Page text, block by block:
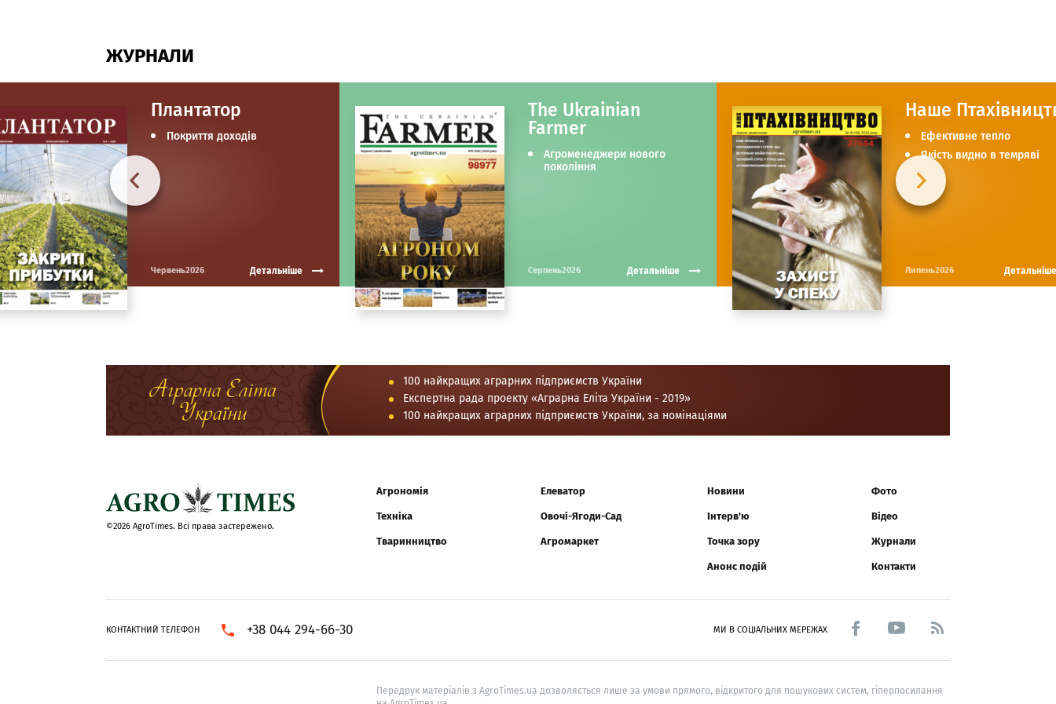
ЖУРНАЛИ
The Ukrainian
Farmer
Агроменеджери нового
покоління
Серпень2026 Детальніше
Наше
Ефективне тепло
Якість видно в темряві
Липень2026 Детальніше
Плантатор
Покриття доходів
Червень2026 Детальніше
100 найкращих аграрних підприємств України
Експертна рада проекту «Аграрна Еліта України - 2019»
100 найкращих аграрних підприємств України, за номінаціями
©2026 AgroTimes. Всі права застережено.
Агрономія
Техніка
Тваринництво
Елеватор
Овочі-Ягоди-Сад
Агромаркет
Новини
Інтерв'ю
Точка зору
Анонс подій
Фото
Відео
Журнали
Контакти
КОНТАКТНИЙ ТЕЛЕФОН +38 044 294-66-30 МИ В СОЦІАЛЬНИХ МЕРЕЖАХ
Передрук матеріалів з AgroTimes.ua дозволяється лише за умови прямого, відкритого для пошукових систем, гіперпосилання